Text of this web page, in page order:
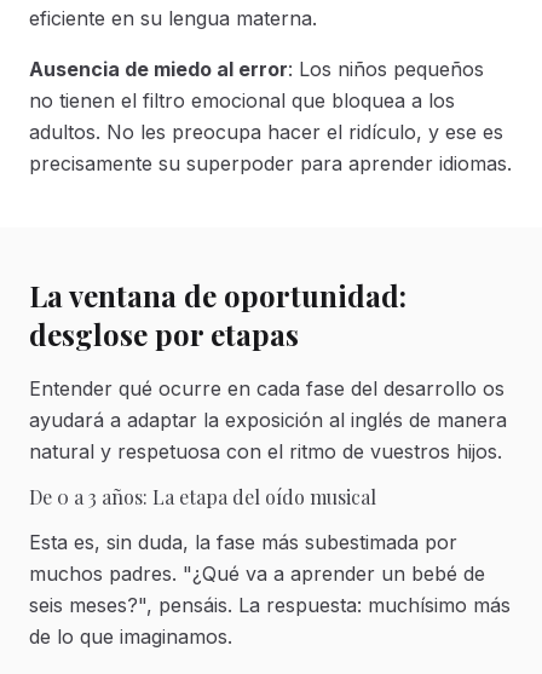
eficiente en su lengua materna.
Ausencia de miedo al error: Los niños pequeños
no tienen el filtro emocional que bloquea a los
adultos. No les preocupa hacer el ridículo, y ese es
precisamente su superpoder para aprender idiomas.
La ventana de oportunidad:
desglose por etapas
Entender qué ocurre en cada fase del desarrollo os
ayudará a adaptar la exposición al inglés de manera
natural y respetuosa con el ritmo de vuestros hijos.
De 0 a 3 años: La etapa del oído musical
Esta es, sin duda, la fase más subestimada por
muchos padres. "¿Qué va a aprender un bebé de
seis meses?", pensáis. La respuesta: muchísimo más
de lo que imaginamos.